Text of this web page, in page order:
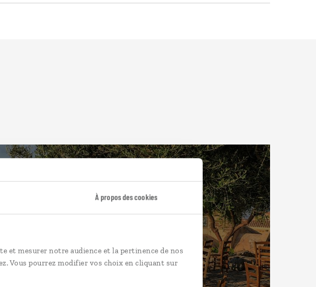
À propos des cookies
mesurer notre audience et la pertinence de nos
Vous pourrez modifier vos choix en cliquant sur